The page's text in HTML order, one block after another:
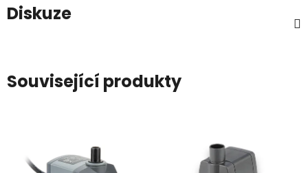
Diskuze
Související produkty